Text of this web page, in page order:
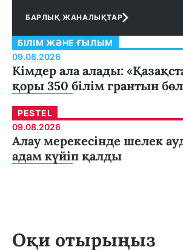
БАРЛЫҚ ЖАНАЛЫҚТАР
БІЛІМ ЖӘНЕ ҒЫЛЫМ
09.08.2026
Кімдер ала алады:
қоры 350 білім грантын
PESTEL
09.08.2026
Алау мерекесінде шелек
адам күйіп қалды
Оқи отырыңыз